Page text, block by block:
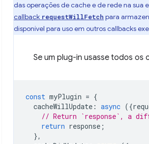
das operações de cache e de rede na sua
callback requestWillFetch para
disponível para uso em outros callbacks
Se um plug-in usasse todos os
const myPlugin = {
cacheWillUpdate : async ({
// Return `response`, a
return response ;
},